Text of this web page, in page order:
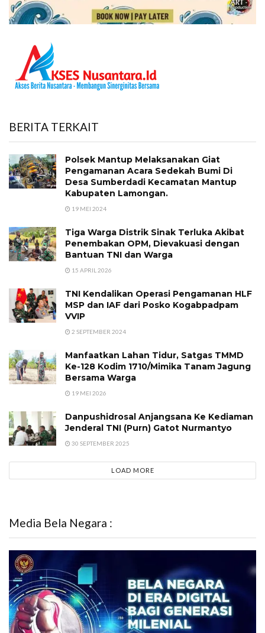
BERITA TERKAIT
Polsek Mantup Melaksanakan Giat
Pengamanan Acara Sedekah Bumi Di
Desa Sumberdadi Kecamatan Mantup
Kabupaten Lamongan.
19 MEI 2024
Tiga Warga Distrik Sinak Terluka Akibat
Penembakan OPM, Dievakuasi dengan
Bantuan TNI dan Warga
15 APRIL 2026
TNI Kendalikan Operasi Pengamanan HLF
MSP dan IAF dari Posko Kogabpadpam
VVIP
2 SEPTEMBER 2024
Manfaatkan Lahan Tidur, Satgas TMMD
Ke-128 Kodim 1710/Mimika Tanam Jagung
Bersama Warga
19 MEI 2026
Danpushidrosal Anjangsana Ke Kediaman
Jenderal TNI (Purn) Gatot Nurmantyo
30 SEPTEMBER 2025
LOAD MORE
Media Bela Negara :